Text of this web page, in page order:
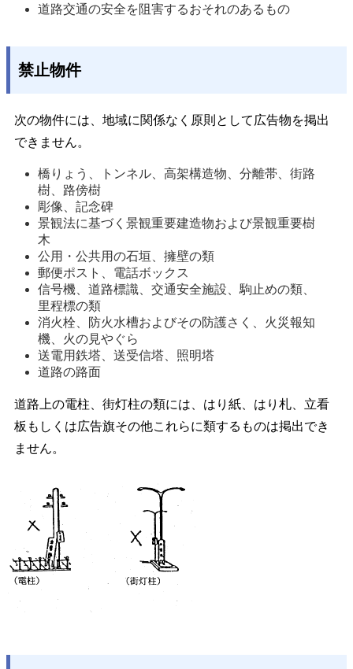
道路交通の安全を阻害するおそれのあるもの
禁止物件
次の物件には、地域に関係なく原則として広告物を掲出
できません。
橋りょう、トンネル、高架構造物、分離帯、街路
樹、路傍樹
彫像、記念碑
景観法に基づく景観重要建造物および景観重要樹
木
公用・公共用の石垣、擁壁の類
郵便ポスト、電話ボックス
信号機、道路標識、交通安全施設、駒止めの類、
里程標の類
消火栓、防火水槽およびその防護さく、火災報知
機、火の見やぐら
送電用鉄塔、送受信塔、照明塔
道路の路面
道路上の電柱、街灯柱の類には、はり紙、はり札、立看
板もしくは広告旗その他これらに類するものは掲出でき
ません。